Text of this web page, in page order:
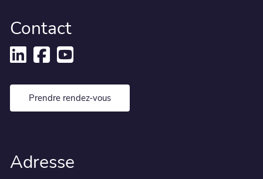
Contact
Prendre rendez-vous
Adresse